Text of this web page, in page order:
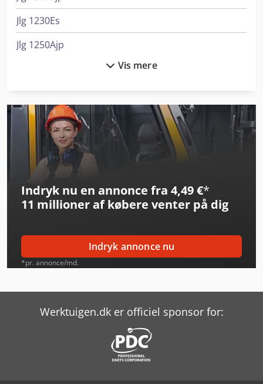
Jlg 1230Es
Jlg 1250Ajp
Jlg 2032Es
Jlg 260Mrt
Jlg 2646Es
Jlg 3246Es
Jlg 600Aj
Jlg 800Aj
Jlg E300Ajp
Jlg E450Aj
Vis mere
Indryk nu en annonce fra 4,49 €*
11 millioner af købere venter på dig
Indryk annonce nu
*pr. annonce/md.
Werktuigen.dk er officiel sponsor for: